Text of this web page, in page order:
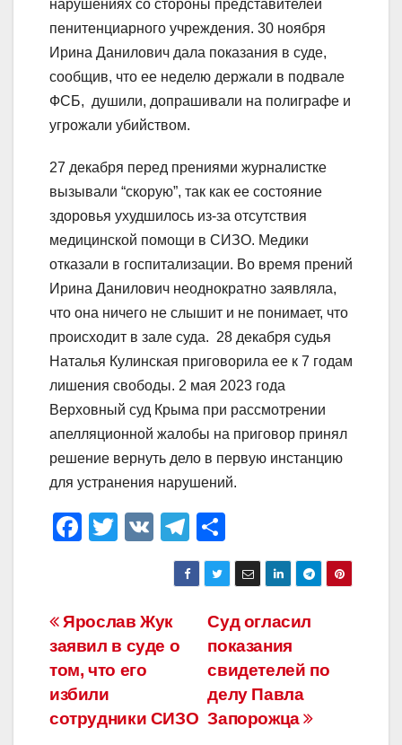
нарушениях со стороны представителей
пенитенциарного учреждения. 30 ноября
Ирина Данилович дала показания в суде,
сообщив, что ее неделю держали в подвале
ФСБ, душили, допрашивали на полиграфе и
угрожали убийством.
27 декабря перед прениями журналистке
вызывали “скорую”, так как ее состояние
здоровья ухудшилось из-за отсутствия
медицинской помощи в СИЗО. Медики
отказали в госпитализации. Во время прений
Ирина Данилович неоднократно заявляла,
что она ничего не слышит и не понимает, что
происходит в зале суда. 28 декабря судья
Наталья Кулинская приговорила ее к 7 годам
лишения свободы. 2 мая 2023 года
Верховный суд Крыма при рассмотрении
апелляционной жалобы на приговор принял
решение вернуть дело в первую инстанцию
для устранения нарушений.
F
e
b
o
o
k
T
er
V
T
el
e
gr
m
тп
р
а
в
и
ть
Навигация
по
записям
Суд огласил
показания
свидетелей по
делу Павла
Запорожца
Ярослав Жук
заявил в суде о
том, что его
избили
сотрудники СИЗО